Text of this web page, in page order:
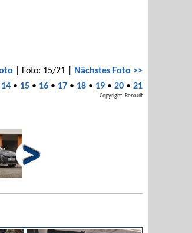
| Foto: 15/21 |
Nächstes Foto >>
14 • 15 • 16 • 17 • 18 • 19 • 20 • 21
Copyright: Renault